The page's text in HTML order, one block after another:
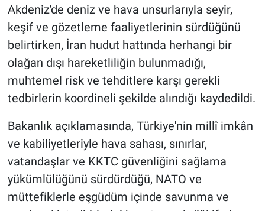
Akdeniz'de deniz ve hava unsurlarıyla seyir,
keşif ve gözetleme faaliyetlerinin sürdüğünü
belirtirken, İran hudut hattında herhangi bir
olağan dışı hareketliliğin bulunmadığı,
muhtemel risk ve tehditlere karşı gerekli
tedbirlerin koordineli şekilde alındığı kaydedildi.
Bakanlık açıklamasında, Türkiye'nin millî imkân
ve kabiliyetleriyle hava sahası, sınırlar,
vatandaşlar ve KKTC güvenliğini sağlama
yükümlülüğünü sürdürdüğü, NATO ve
müttefiklerle eşgüdüm içinde savunma ve